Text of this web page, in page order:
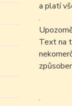
a platí
.
Text na
.